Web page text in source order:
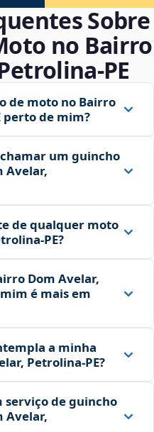
Sobre
no Bairro
de moto no Bairro
perto de mim?
um guincho
Avelar,
de qualquer moto
Dom Avelar,
é mais em
a minha
Petrolina‑PE?
serviço de guincho
Avelar,